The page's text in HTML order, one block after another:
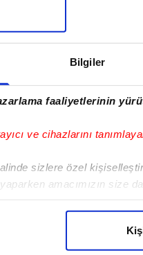
Bilgiler
faaliyetlerinin
ve cihazlarını
sizlere özel
amacımızın size
çerezlere izin
GIZLILIK